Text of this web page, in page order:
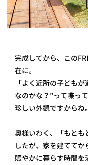
完成してから、この
在に。
「よく近所の子ども
なのかな？”って喋っ
珍しい外観ですからね
奥様いわく、「もとも
したが、家を建てて
賑やかに暮らす時間を